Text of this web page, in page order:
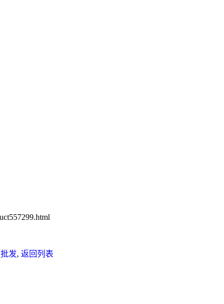
发, 返回列表